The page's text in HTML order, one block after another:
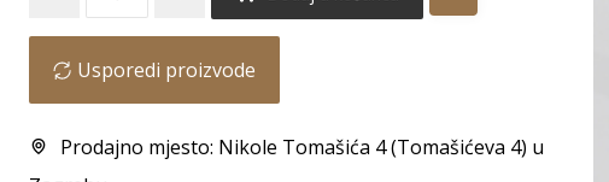
Usporedi proizvode
Prodajno mjesto: Nikole Tomašića 4 (Tomašićeva 4) u